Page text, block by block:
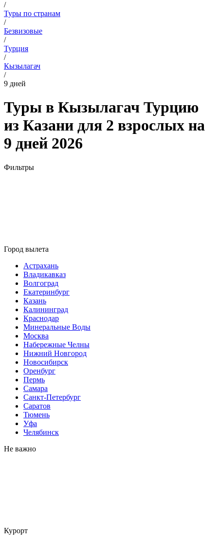
/
Туры по странам
/
Безвизовые
/
Турция
/
Кызылагач
/
9 дней
Туры в Кызылагач Турцию
из Казани для 2 взрослых на
9 дней 2026
Фильтры
Город вылета
Астрахань
Владикавказ
Волгоград
Екатеринбург
Казань
Калининград
Краснодар
Минеральные Воды
Москва
Набережные Челны
Нижний Новгород
Новосибирск
Оренбург
Пермь
Самара
Санкт-Петербург
Саратов
Тюмень
Уфа
Челябинск
Не важно
Курорт